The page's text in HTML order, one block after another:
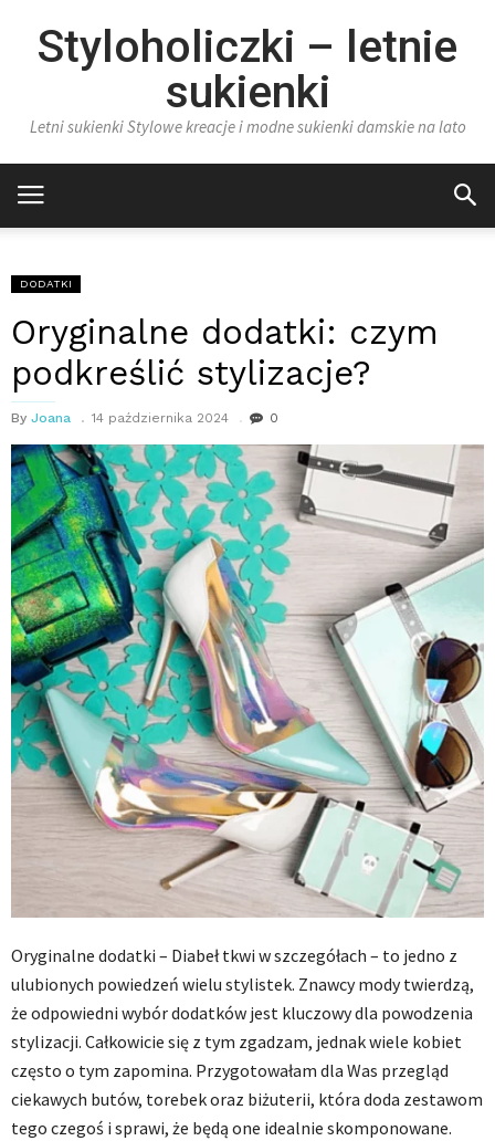
Styloholiczki – letnie
sukienki
Letni sukienki Stylowe kreacje i modne sukienki damskie na lato
DODATKI
Oryginalne dodatki: czym
podkreślić stylizacje?
By Joana 14 października 2024 0
Oryginalne dodatki – Diabeł tkwi w szczegółach – to jedno z
ulubionych powiedzeń wielu stylistek. Znawcy mody twierdzą,
że odpowiedni wybór dodatków jest kluczowy dla powodzenia
stylizacji. Całkowicie się z tym zgadzam, jednak wiele kobiet
często o tym zapomina. Przygotowałam dla Was przegląd
ciekawych butów, torebek oraz biżuterii, która doda zestawom
tego czegoś i sprawi, że będą one idealnie skomponowane.